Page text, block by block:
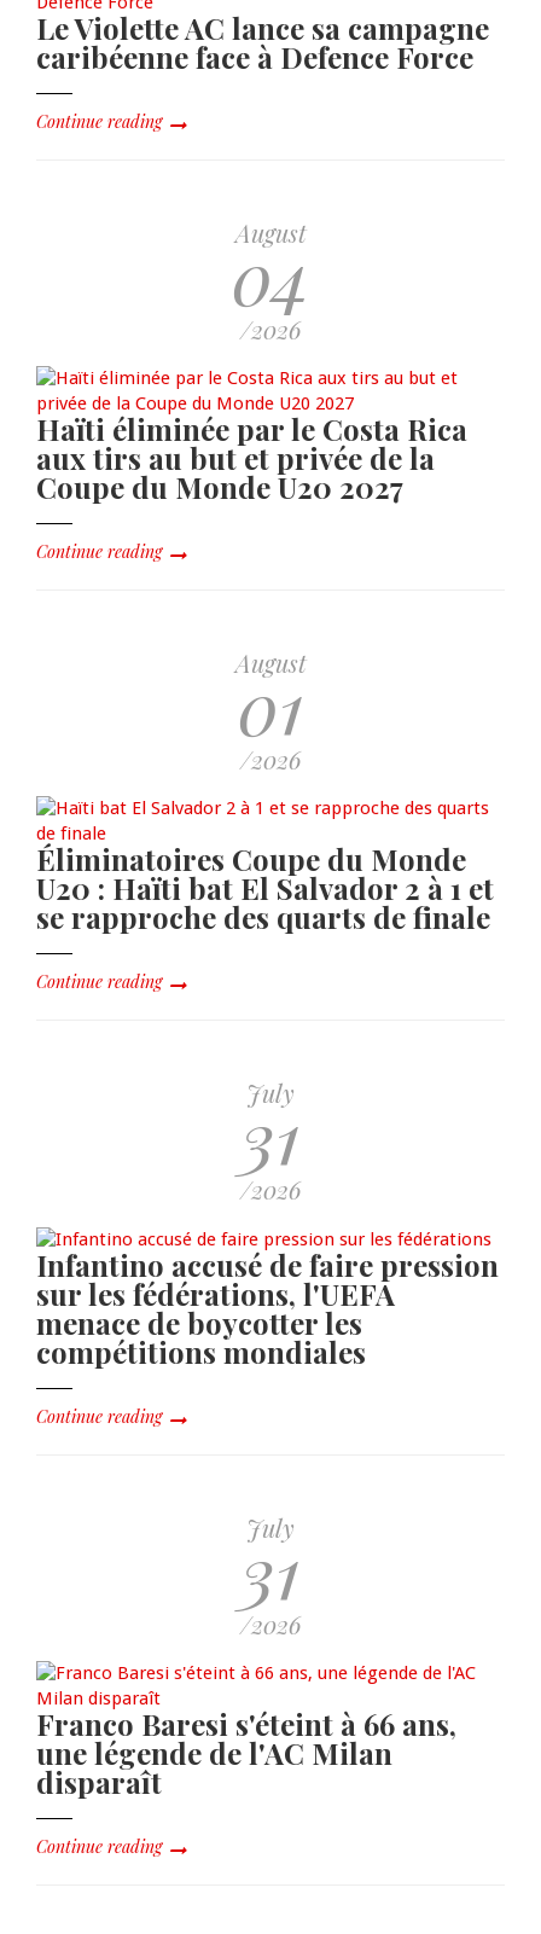
Le Violette AC lance sa campagne
caribéenne face à Defence Force
Continue reading
August
04
/2026
Haïti éliminée par le Costa Rica
aux tirs au but et privée de la
Coupe du Monde U20 2027
Continue reading
August
01
/2026
Éliminatoires Coupe du Monde
U20 : Haïti bat El Salvador 2 à 1 et
se rapproche des quarts de finale
Continue reading
July
31
/2026
Infantino accusé de faire pression
sur les fédérations, l'UEFA
menace de boycotter les
compétitions mondiales
Continue reading
July
31
/2026
Franco Baresi s'éteint à 66 ans,
une légende de l'AC Milan
disparaît
Continue reading